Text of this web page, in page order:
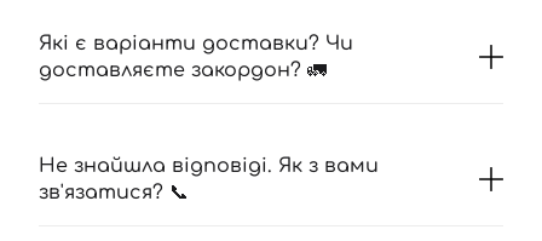
Які є варіанти доставки? Чи
доставляєте закордон? 🚛
Не знайшла відповіді. Як з вами
зв'язатися? 📞